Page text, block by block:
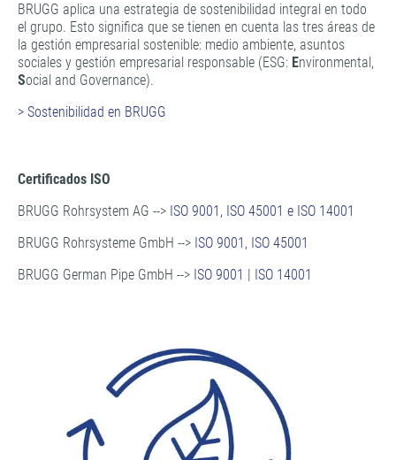
BRUGG aplica una estrategia de sostenibilidad integral en todo
el grupo. Esto significa que se tienen en cuenta las tres áreas de
la gestión empresarial sostenible: medio ambiente, asuntos
sociales y gestión empresarial responsable (ESG: Environmental,
Social and Governance).
> Sostenibilidad en BRUGG
Certificados ISO
BRUGG Rohrsystem AG --> ISO 9001, ISO 45001 e ISO 14001
BRUGG Rohrsysteme GmbH --> ISO 9001 , ISO 45001
BRUGG German Pipe GmbH --> ISO 9001 | ISO 14001